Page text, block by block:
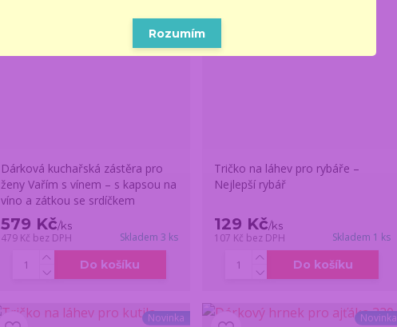
Dárková kuchařská zástěra pro
ženy Vařím s vínem – s kapsou na
víno a zátkou se srdíčkem
579 Kč/ks
479 Kč bez DPH Skladem 3 ks
Do košíku
Tričko na láhev pro rybáře –
Nejlepší rybář
129 Kč/ks
107 Kč bez DPH Skladem 1 ks
Do košíku
Novinka Novinka
Rozumím